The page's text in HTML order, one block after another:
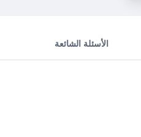
الأسئلة الشائعة